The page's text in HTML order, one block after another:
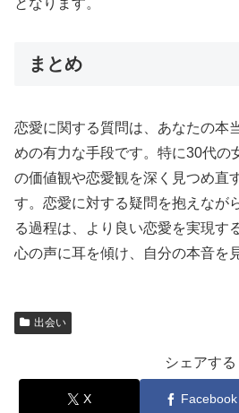
となります。
まとめ
恋愛に関する質問は、あなたの本
めの有力な手段です。特に30代の
の価値観や恋愛観を深く見つめ直
す。恋愛に対する疑問を抱えなが
る過程は、より良い恋愛を実現す
心の声に耳を傾け、自分の本音を
出会い
シェアする
X Facebook